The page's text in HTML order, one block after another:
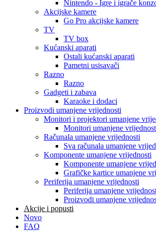
Nintendo - Igre i igrače
Akcijske kamere
Go Pro akcijske kamere
TV
TV box
Kućanski aparati
Ostali kućanski aparati
Pametni usisavači
Razno
Razno
Gadgeti i zabava
Karaoke i dodaci
Proizvodi umanjene vrijednosti
Monitori i projektori umanjene
Monitori umanjene
Računala umanjene vrijednosti
Sva računala umanjene
Komponente umanjene vrijednosti
Komponente umanjene
Grafičke kartice umanjene
Periferija umanjene vrijednosti
Periferija umanjene
Proizvodi umanjene
Akcije i popusti
Novo
FAQ